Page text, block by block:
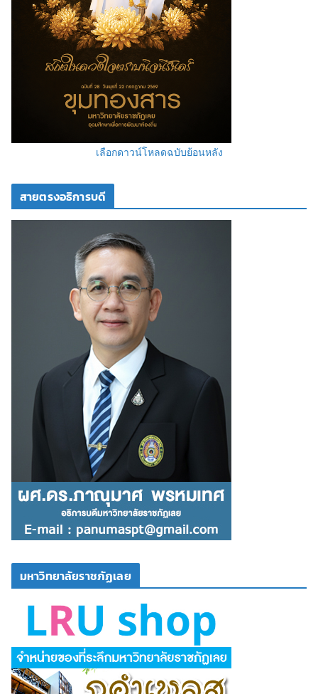
เลือกดาวน์โหลดฉบับย้อนหลัง
สายตรงอธิการบดี
มหาวิทยาลัยราชภัฏเลย